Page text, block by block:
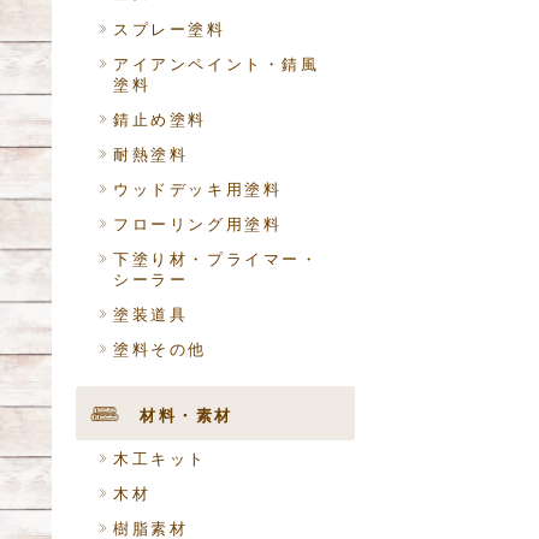
スプレー塗料
アイアンペイント・錆風
塗料
錆止め塗料
耐熱塗料
ウッドデッキ用塗料
フローリング用塗料
下塗り材・プライマー・
シーラー
塗装道具
塗料その他
材料・素材
木工キット
木材
樹脂素材